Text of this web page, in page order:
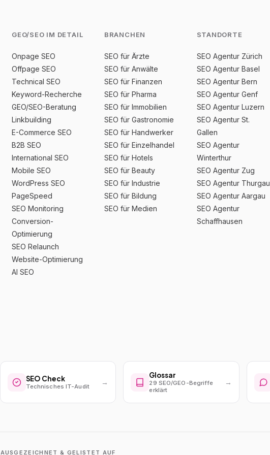
GEO/SEO IM DETAIL
Onpage SEO
Offpage SEO
Technical SEO
Keyword-Recherche
GEO/SEO-Beratung
Linkbuilding
E-Commerce SEO
B2B SEO
International SEO
Mobile SEO
WordPress SEO
PageSpeed
SEO Monitoring
Conversion-
Optimierung
SEO Relaunch
Website-Optimierung
AI SEO
BRANCHEN
SEO für Ärzte
SEO für Anwälte
SEO für Finanzen
SEO für Pharma
SEO für Immobilien
SEO für Gastronomie
SEO für Handwerker
SEO für Einzelhandel
SEO für Hotels
SEO für Beauty
SEO für Industrie
SEO für Bildung
SEO für Medien
STANDORTE
SEO Agentur Zürich
SEO Agentur Basel
SEO Agentur Bern
SEO Agentur Genf
SEO Agentur Luzern
SEO Agentur St.
Gallen
SEO Agentur
Winterthur
SEO Agentur Zug
SEO Agentur Thurgau
SEO Agentur Aargau
SEO Agentur
Schaffhausen
SEO Check
Technisches IT-Audit →
Glossar
29 SEO/GEO-Begriffe
erklärt
→
AUSGEZEICHNET & GELISTET AUF